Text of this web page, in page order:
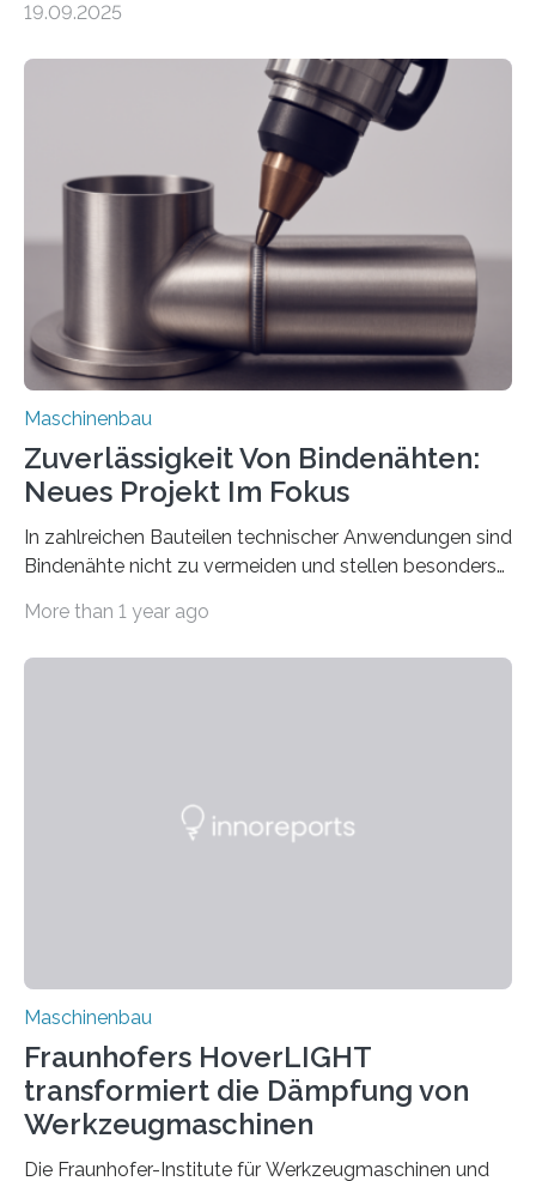
Automobil, Maschinenbau und in der Zulieferindustrie.
Teile als eine Einheit verpacken. Die Anordnung kann
der Benutzer vorgeben und erhält so mehr Kontrolle
über die Positionierung der Bauteile. Die ebenfalls neue
Automatisierungsschnittstelle dient dazu, die Software
besser in spezifische Unternehmensprozesse
einzubinden. Sankt Augustin – Zur Messe FACHPACK
vom 23. bis 25. September in Nürnberg…
19.09.2025
Maschinenbau
Zuverlässigkeit Von Bindenähten:
Neues Projekt Im Fokus
In zahlreichen Bauteilen technischer Anwendungen sind
Bindenähte nicht zu vermeiden und stellen besonders
Matrixmaterials eine große Herausforderung dar.
Durch den verstärkten Einsatz von Rezyklaten
More than 1 year ago
Maschinenbau
Fraunhofers HoverLIGHT
transformiert die Dämpfung von
Werkzeugmaschinen
Die Fraunhofer-Institute für Werkzeugmaschinen und